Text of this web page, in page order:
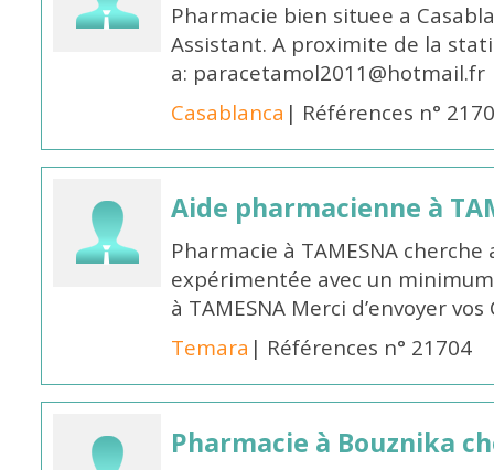
Pharmacie bien situee a
Assistant. A proximite de la
a: paracetamol2011@hotmail.fr
Casablanca | Références n°
Aide pharmacienne à
Pharmacie à TAMESNA
expérimentée avec un
à TAMESNA Merci d’envoyer
Temara | Références n° 21704
Pharmacie à Bouznika